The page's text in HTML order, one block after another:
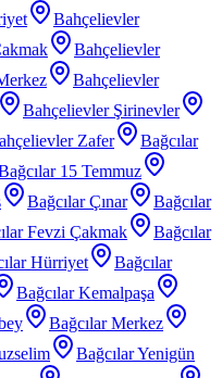
Bahçelievler
Bahçelievler
Bahçelievler
Bahçelievler Şirinevler
Zafer
Bağcılar
15 Temmuz
Bağcılar Çınar
Bağcılar
Fevzi Çakmak
Bağcılar
Hürriyet
Bağcılar
Bağcılar Kemalpaşa
Bağcılar Merkez
Bağcılar Yenigün